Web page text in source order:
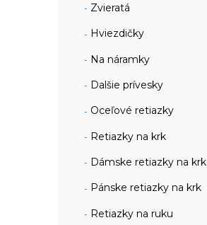
Zvieratá
Hviezdičky
Na náramky
Dalšie prívesky
Oceľové retiazky
Retiazky na krk
Dámske retiazky na krk
Pánske retiazky na krk
Retiazky na ruku